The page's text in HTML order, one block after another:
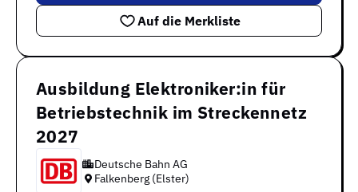
Auf die Merkliste
Ausbildung Elektroniker:in für
Betriebstechnik im Streckennetz
2027
Deutsche Bahn AG
Falkenberg (Elster)